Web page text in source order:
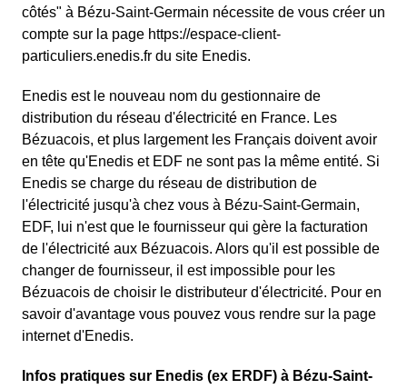
côtés" à Bézu-Saint-Germain nécessite de vous créer un
compte sur la page https://espace-client-
particuliers.enedis.fr du site Enedis.
Enedis est le nouveau nom du gestionnaire de
distribution du réseau d'électricité en France. Les
Bézuacois, et plus largement les Français doivent avoir
en tête qu'Enedis et EDF ne sont pas la même entité. Si
Enedis se charge du réseau de distribution de
l'électricité jusqu'à chez vous à Bézu-Saint-Germain,
EDF, lui n'est que le fournisseur qui gère la facturation
de l'électricité aux Bézuacois. Alors qu'il est possible de
changer de fournisseur, il est impossible pour les
Bézuacois de choisir le distributeur d'électricité. Pour en
savoir d'avantage vous pouvez vous rendre sur la page
internet d'Enedis.
Infos pratiques sur Enedis (ex ERDF) à Bézu-Saint-